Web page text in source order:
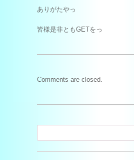
ありがたやっ
皆様是非ともGETをっ
Comments are closed.